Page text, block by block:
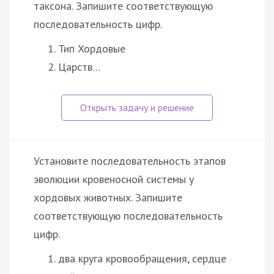
таксона. Запишите соответствующую
последовательность цифр.
Тип Хордовые
Царств…
Установите последовательность этапов
эволюции кровеносной системы у
хордовых животных. Запишите
соответствующую последовательность
цифр.
два круга кровообращения, сердце